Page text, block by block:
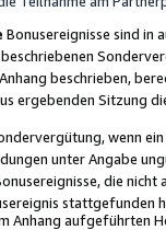
Bonusereignisse sind in
beschrieben,
ergebenden Sitzung
wenn
unter Angabe
die
Anhang aufgeführten